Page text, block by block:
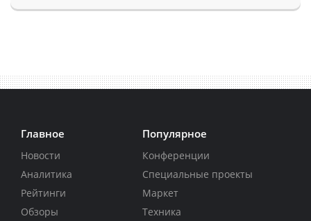
Главное
Новости
Аналитика
Рейтинги
Обзоры
Популярное
Конференции
Специальные проекты
Маркет
Техника